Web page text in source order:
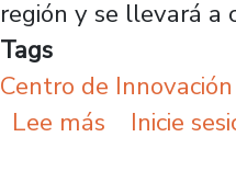
región y se llevará a
Tags
Centro de Innovación
Lee más sobre
Inicie